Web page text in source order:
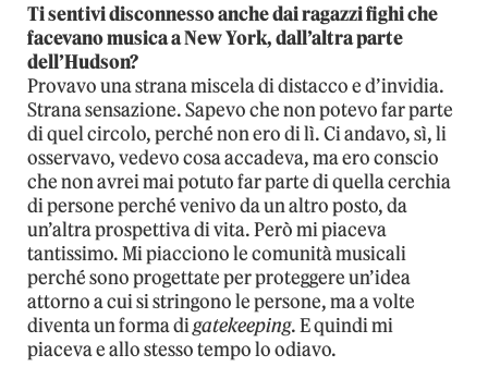
Ti sentivi disconnesso anche dai ragazzi fighi che
facevano musica a New York, dall’altra parte
dell’Hudson?
Provavo una strana miscela di distacco e d’invidia.
Strana sensazione. Sapevo che non potevo far parte
di quel circolo, perché non ero di lì. Ci andavo, sì, li
osservavo, vedevo cosa accadeva, ma ero conscio
che non avrei mai potuto far parte di quella cerchia
di persone perché venivo da un altro posto, da
un’altra prospettiva di vita. Però mi piaceva
tantissimo. Mi piacciono le comunità musicali
perché sono progettate per proteggere un’idea
attorno a cui si stringono le persone, ma a volte
diventa un forma digatekeeping. E quindi mi
piaceva e allo stesso tempo lo odiavo.